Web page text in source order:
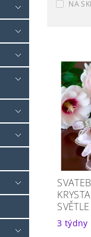
NA
3 týdny